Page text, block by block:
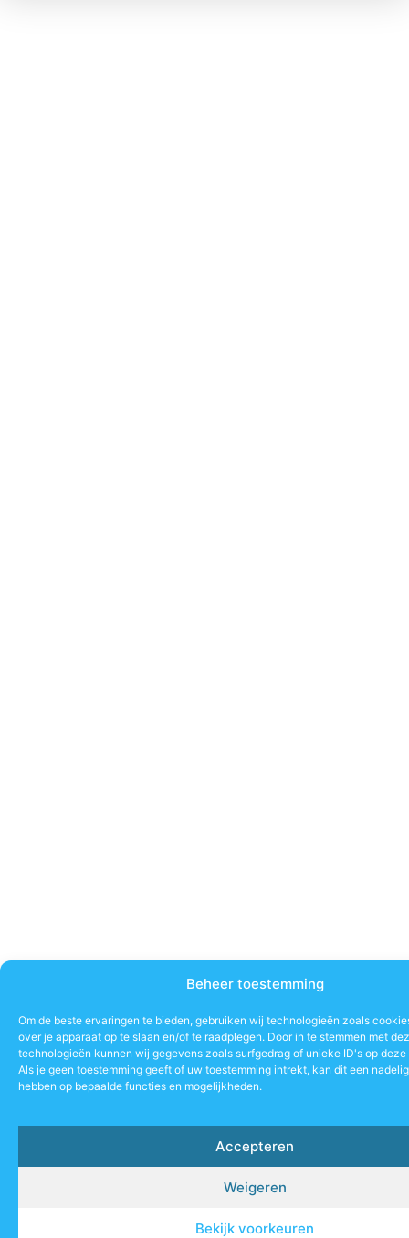
Beheer toestemming
Om de beste ervaringen te bieden, gebruiken wij technologieën zoals
over je apparaat op te slaan en/of te raadplegen. Door in te stemmen met
technologieën kunnen wij gegevens zoals surfgedrag of unieke ID's op
Als je geen toestemming geeft of uw toestemming intrekt, kan dit een
hebben op bepaalde functies en mogelijkheden.
Accepteren
Weigeren
Bekijk voorkeuren